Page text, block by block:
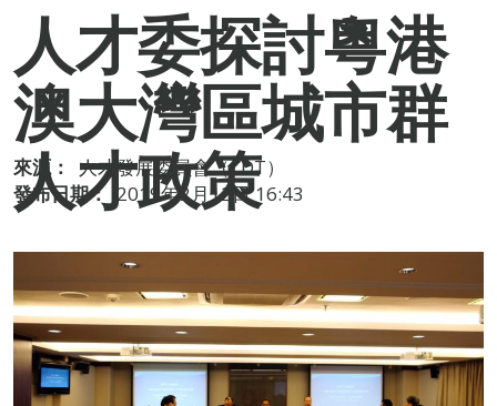
人才委探討粵港
澳大灣區城市群
人才政策
來源：
人才發展委員會（CDT）
發布日期： 2019年2月12日 16:43